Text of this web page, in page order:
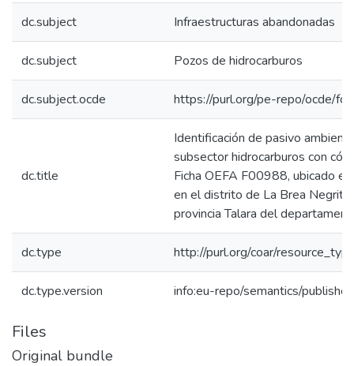
dc.subject Infraestructuras abandonadas
dc.subject Pozos de hidrocarburos
dc.subject.ocde https://purl.org/pe-repo/ocde/
dc.title
Identificación de pasivo
subsector hidrocarburos con
Ficha OEFA F00988, ubicado
en el distrito de La Brea
provincia Talara del
dc.type http://purl.org/coar/
dc.type.version info:eu-repo/semantics/
Files
Original bundle